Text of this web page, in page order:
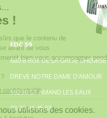
FDC 59
680 B RUE DE LA GRISE CHEMISE
DREVE NOTRE DAME D’AMOUR
59230 ST AMAND LES EAUX
03.20.41.45.63